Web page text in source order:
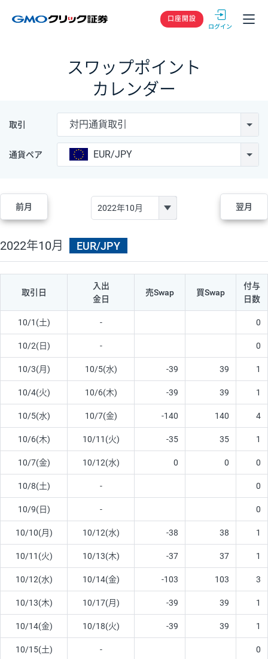
GMOクリック
口座開設
スワップポイント
カレンダー
取引 対円通貨取引
通貨ペア EUR/JPY
前月 翌月
2022年10月 EUR/JPY
取引日
入出
金日
売Swap 買Swap
付与
日数
10/1(土) - 0
10/2(日) - 0
10/3(月) 10/5(水) -39 39 1
10/4(火) 10/6(木) -39 39 1
10/5(水) 10/7(金) -140 140 4
10/6(木) 10/11(火) -35 35 1
10/7(金) 10/12(水) 0 0 0
10/8(土) - 0
10/9(日) - 0
10/10(月) 10/12(水) -38 38 1
10/11(火) 10/13(木) -37 37 1
10/12(水) 10/14(金) -103 103 3
10/13(木) 10/17(月) -39 39 1
10/14(金) 10/18(火) -39 39 1
10/15(土) - 0